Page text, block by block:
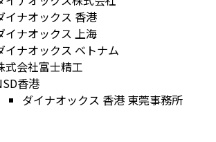
イナオックス 香港
イナオックス 上海
イナオックス ベトナム
式会社富士精工
香港
ダイナオックス 香港 東莞事務所